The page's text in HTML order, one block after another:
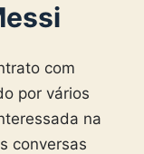
com
por vários
na
conversas